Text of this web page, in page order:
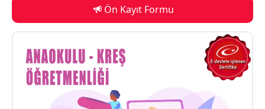
Ön Kayıt Formu